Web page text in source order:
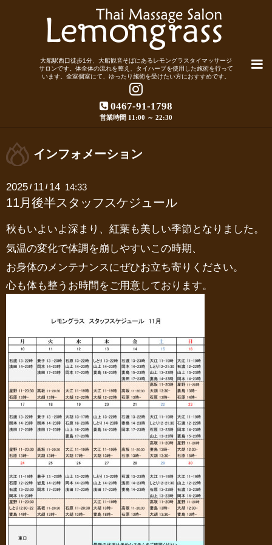
大船駅西口徒歩1分、大船観音そばにあるレモングラスタイマッサージ
サロンです。体全体の流れを整え、タイハーブを使用した施術を行って
います。全室個室にて、ゆったり施術を受けたい方におすすめです。
0467-91-1798
営業時間 11:00 ～ 22:30
インフォメーション
2025 / 11 / 14 14:33
11月後半スタッフスケジュール
秋もいよいよ深まり、紅葉も美しい季節となりました。
気温の変化で体調を崩しやすいこの時期、
お身体のメンテナンスにぜひお立ち寄りください。
心も体も整うお時間をご用意しております。